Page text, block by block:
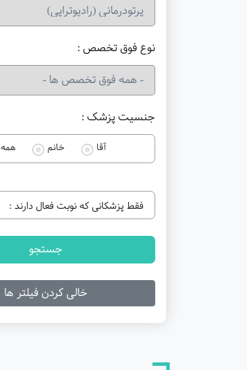
نوع فوق تخصص :
جنسیت پزشک :
آقا خانم همه
فقط پزشکانی که نوبت فعال دارند :
جستجو
خالی کردن فیلتر ها